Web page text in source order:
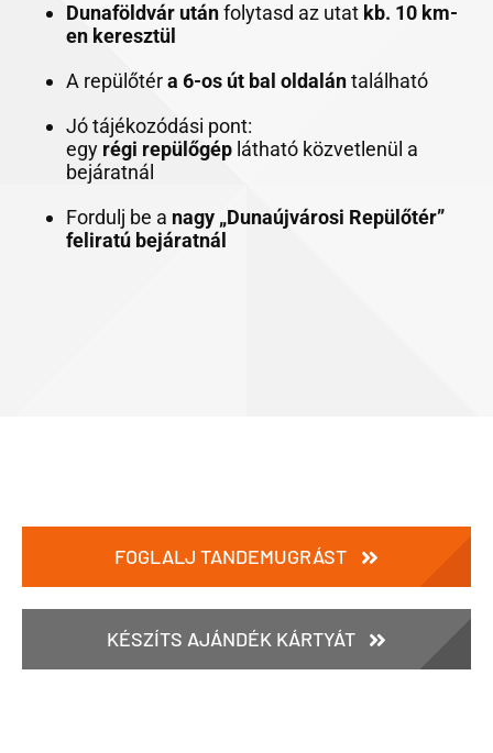
Dunaföldvár utánfolytasd az utat kb. 10 km-
en keresztül
A repülőtéra 6-os út bal oldalántalálható
Jó tájékozódási pont:
egy régi repülőgéplátható közvetlenül a
bejáratnál
Fordulj be a nagy „Dunaújvárosi Repülőtér”
feliratú bejáratnál
FOGLALJ TANDEMUGRÁST
KÉSZÍTS AJÁNDÉK KÁRTYÁT